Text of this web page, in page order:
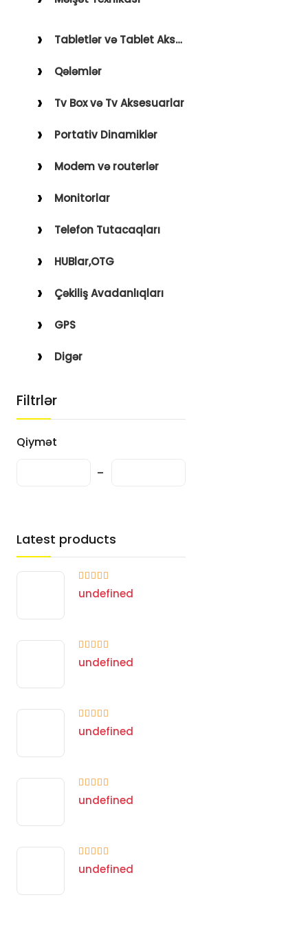
Holder
Avto Kameralar
Fenlər
Blender, Toster, Kettle
Tabletlər və Tablet Aksesuarları
Qələmlər
Tv Box və Tv Aksesuarlar
Portativ Dinamiklər
Modem və routerlər
Monitorlar
Telefon Tutacaqları
HUBlar,OTG
Çəkiliş Avadanlıqları
GPS
Digər
Filtrlər
Qiymət
Latest products
undefined
undefined
undefined
undefined
undefined